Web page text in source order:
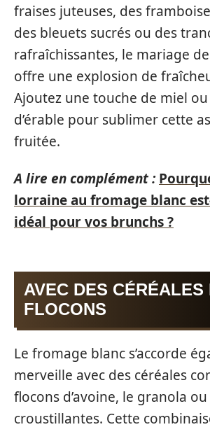
fraises juteuses, des
des bleuets sucrés ou des
rafraîchissantes, le mariage
offre une explosion de
Ajoutez une touche de miel
d’érable pour sublimer cette
fruitée.
A lire en complément :
lorraine au fromage blanc
idéal pour vos brunchs ?
AVEC DES CÉRÉALES
FLOCONS
Le fromage blanc s’accorde
merveille avec des céréales
flocons d’avoine, le granola
croustillantes. Cette